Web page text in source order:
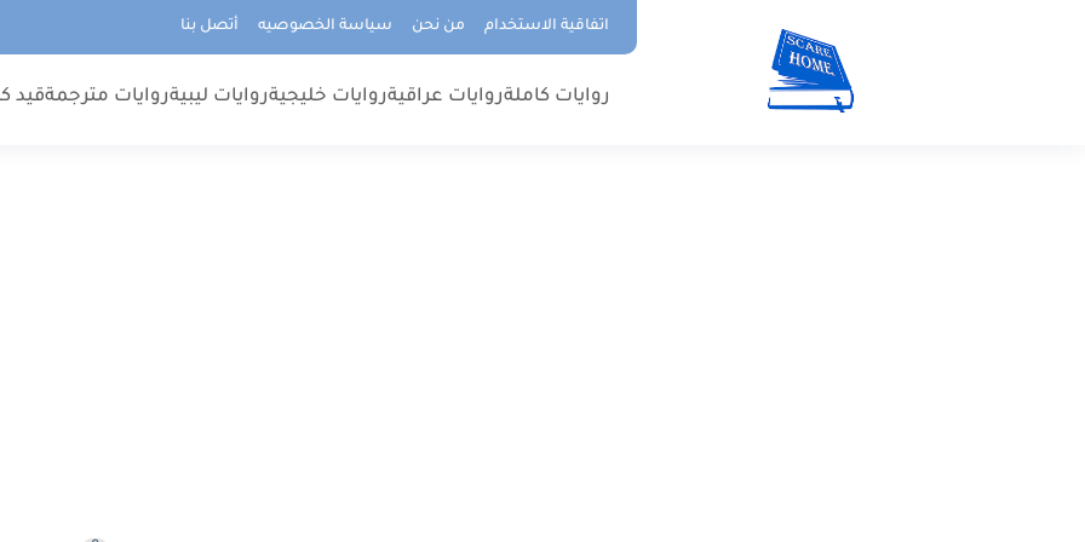
اتفاقية الاستخدام من نحن سياسة الخصوصيه أتصل بنا
روايات كاملةروايات عراقيةروايات خليجيةروايات ليبيةروايات مترجمةقيد